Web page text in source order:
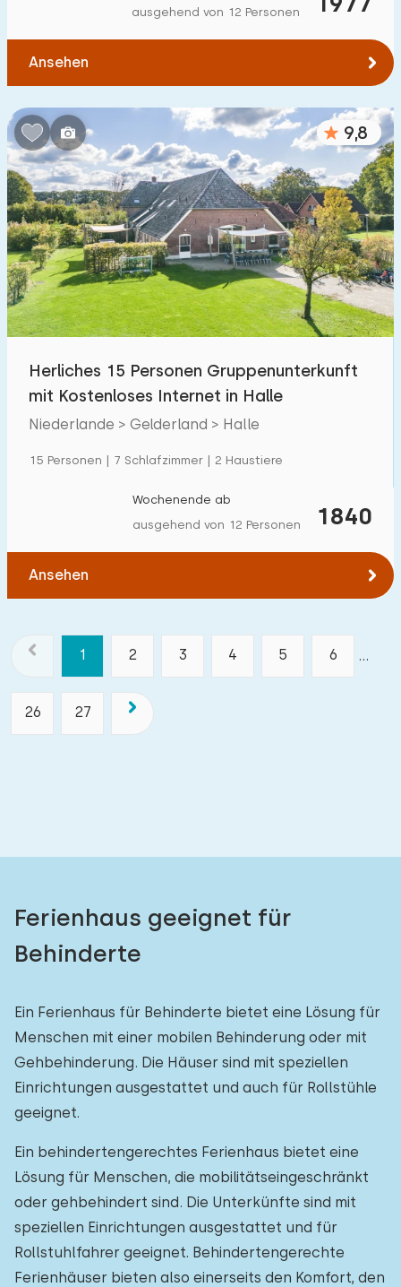
ausgehend von 12 Personen
Ansehen
9,8
Herliches 15 Personen Gruppenunterkunft
mit Kostenloses Internet in Halle
Niederlande > Gelderland > Halle
15 Personen | 7 Schlafzimmer | 2 Haustiere
1840
Wochenende ab
ausgehend von 12 Personen
Ansehen
1 2 3 4 5 6 ...
26 27
Ferienhaus geeignet für
Behinderte
Ein Ferienhaus für Behinderte bietet eine Lösung für
Menschen mit einer mobilen Behinderung oder mit
Gehbehinderung. Die Häuser sind mit speziellen
Einrichtungen ausgestattet und auch für Rollstühle
geeignet.
Ein behindertengerechtes Ferienhaus bietet eine
Lösung für Menschen, die mobilitätseingeschränkt
oder gehbehindert sind. Die Unterkünfte sind mit
speziellen Einrichtungen ausgestattet und für
Rollstuhlfahrer geeignet. Behindertengerechte
Ferienhäuser bieten also einerseits den Komfort, den